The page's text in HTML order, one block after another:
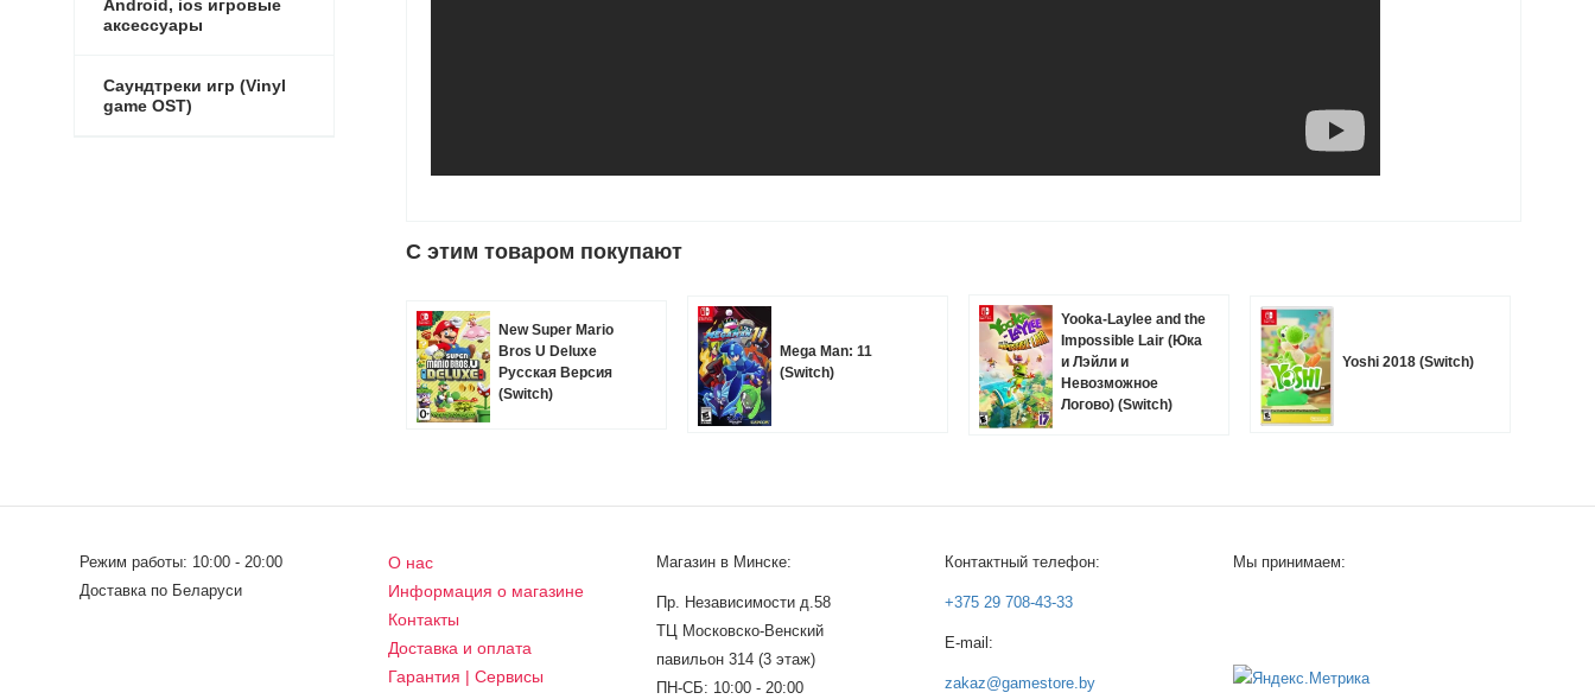
C этим товаром покупают
New Super Mario
Bros U Deluxe
Русская Версия
(Switch)
Mega Man: 11
(Switch)
Yooka-Laylee and the
Impossible Lair (Юка
и Лэйли и
Невозможное
Логово) (Switch)
Yoshi 2018 (Switch)
Android, ios игровые
аксессуары
Саундтреки игр (Vinyl
game OST)
Режим работы: 10:00 - 20:00
Доставка по Беларуси
О нас
Информация о магазине
Контакты
Доставка и оплата
Гарантия | Сервисы
Магазин в Минске:
Пр. Независимости д.58
ТЦ Московско-Венский
павильон 314 (3 этаж)
ПН-СБ: 10:00 - 20:00
Контактный телефон:
+375 29 708-43-33
E-mail:
zakaz@gamestore.by
Мы принимаем: